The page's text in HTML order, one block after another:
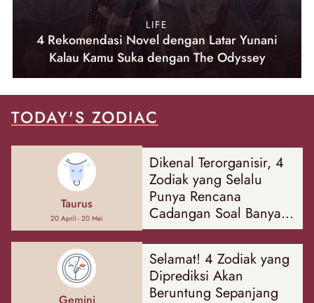
LIFE
4 Rekomendasi Novel dengan Latar Yunani
Kalau Kamu Suka dengan The Odyssey
TODAY'S ZODIAC
Taurus
20 April - 20 Mei
Dikenal Terorganisir, 4
Zodiak yang Selalu
Punya Rencana
Cadangan Soal Banyak
Hal
Selamat! 4 Zodiak yang
Diprediksi Akan
Beruntung Sepanjang